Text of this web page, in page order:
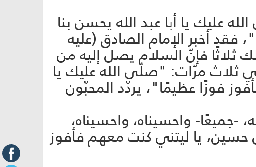
عليك يا أبا عبد الله يحسن بنا
فقد أخبر الإمام الصادق (عليه
ثلاثًا فإنّ السلام يصل إليه من
ثلاث مرّات: "صلّى الله عليك يا
فوزًا عظيمًا"، يردّد المحبّون
-جميعًا- واحسيناه، واحسيناه،
يا ليتني كنت معهم فأفوز